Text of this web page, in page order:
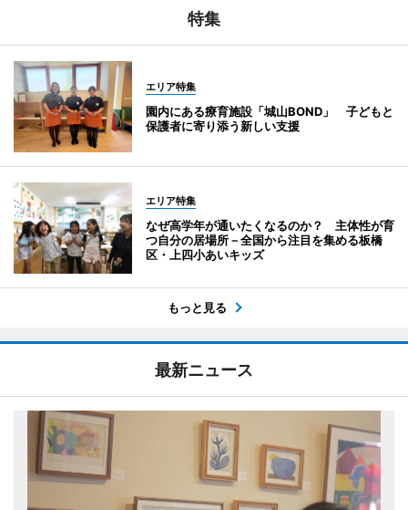
特集
エリア特集
園内にある療育施設「城山BOND」 子どもと
保護者に寄り添う新しい支援
エリア特集
なぜ高学年が通いたくなるのか？ 主体性が育
つ自分の居場所－全国から注目を集める板橋
区・上四小あいキッズ
もっと見る
最新ニュース